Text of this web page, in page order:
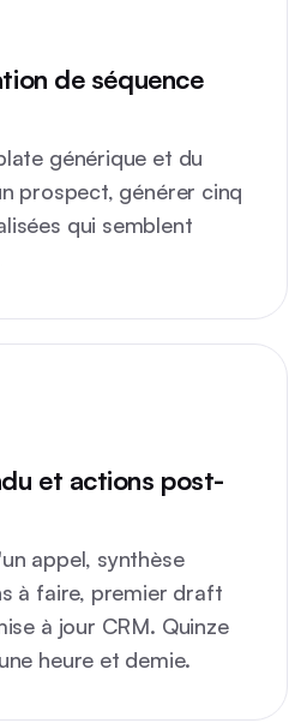
de séquence
générique et du
prospect, générer cinq
qui semblent
et actions post-
appel, synthèse
à faire, premier draft
à jour CRM. Quinze
heure et demie.